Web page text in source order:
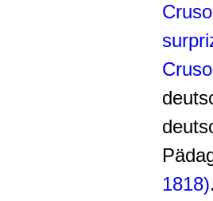
1818)